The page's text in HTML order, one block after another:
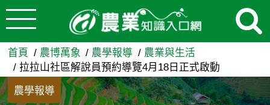
跳到主要內容
拉拉山社區解說員預約導覽
首頁 農博萬象 農學報導
農業與生活
拉拉山社區解說員預約導覽4月18日正式啟動
農學報導